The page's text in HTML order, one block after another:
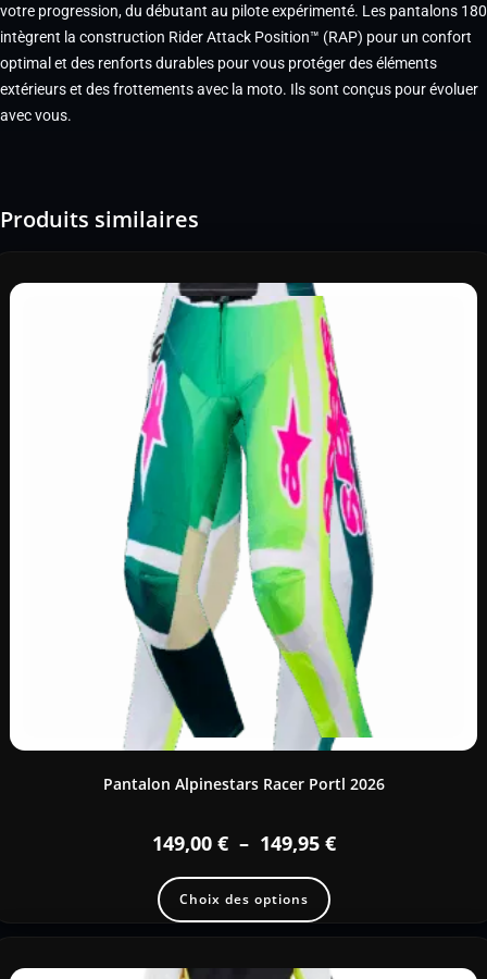
votre progression, du débutant au pilote expérimenté. Les pantalons 180
intègrent la construction Rider Attack Position™ (RAP) pour un confort
optimal et des renforts durables pour vous protéger des éléments
extérieurs et des frottements avec la moto. Ils sont conçus pour évoluer
avec vous.
Produits similaires
Pantalon Alpinestars Racer Portl 2026
149,00 € – 149,95 €
Choix des options